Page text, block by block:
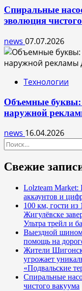
Спиральные
эволюция
news 07.07.2026
Технологии
Объемные буквы:
наружной
news 16.04.2026
Найти:
Свежие
Lolzteam
аккаунтов и
100 км, гости из
Жигулёвске
Ультра трейл и
Выездной
помощь на
Жители
угрожает
«Подвальские
Спиральные
чистого вакуума